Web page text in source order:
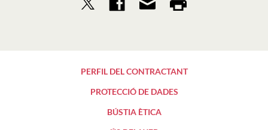
PERFIL DEL CONTRACTANT
PROTECCIÓ DE DADES
BÚSTIA ÈTICA